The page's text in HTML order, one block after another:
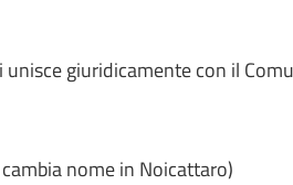
giuridicamente con il
nome in Noicattaro)